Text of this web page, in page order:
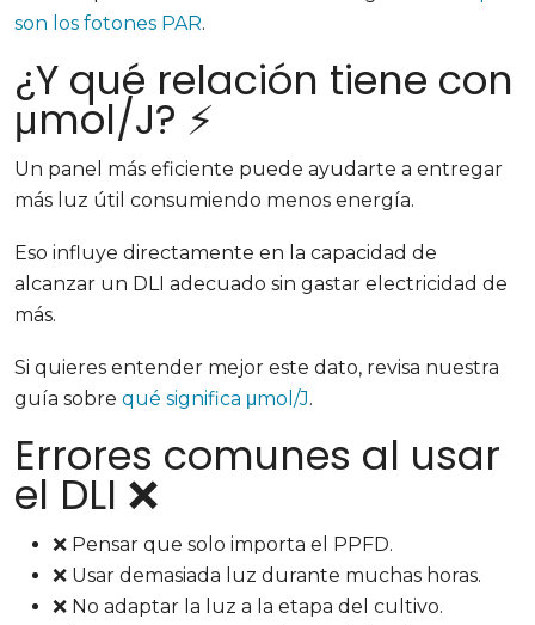
son los fotones PAR.
¿Y qué relación tiene con
μmol/J? ⚡
Un panel más eficiente puede ayudarte a entregar
más luz útil consumiendo menos energía.
Eso influye directamente en la capacidad de
alcanzar un DLI adecuado sin gastar electricidad de
más.
Si quieres entender mejor este dato, revisa nuestra
guía sobre qué significa μmol/J.
Errores comunes al usar
el DLI ❌
❌ Pensar que solo importa el PPFD.
❌ Usar demasiada luz durante muchas horas.
❌ No adaptar la luz a la etapa del cultivo.